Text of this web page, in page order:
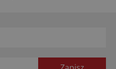
kar za zmowę dealerów